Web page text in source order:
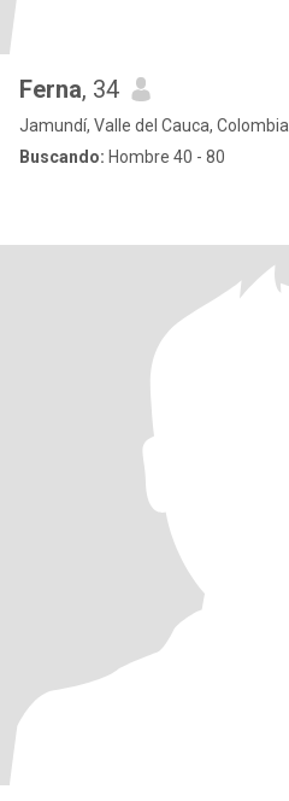
Ferna, 34
Jamundí, Valle del Cauca, Colombia
Buscando: Hombre 40 - 80